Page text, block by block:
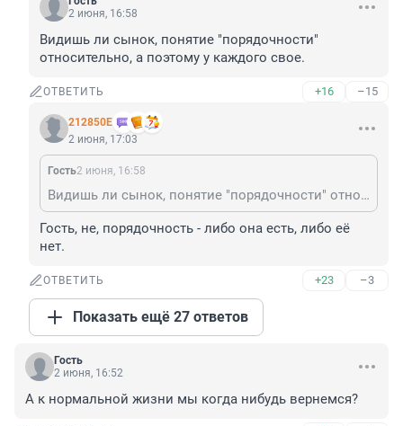
2 июня, 16:58
Видишь ли сынок, понятие "порядочности"
относительно, а поэтому у каждого свое.
ОТВЕТИТЬ +16 –15
212850Е
2 июня, 17:03
Гость2 июня, 16:58
Видишь ли сынок, понятие "порядочности" относительно, а поэтому у каждого свое.
Гость, не, порядочность - либо она есть, либо её
нет.
ОТВЕТИТЬ +23 –3
Показать ещё 27 ответов
Гость
2 июня, 16:52
А к нормальной жизни мы когда нибудь вернемся?